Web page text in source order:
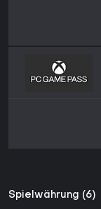
Spielwährung (6)